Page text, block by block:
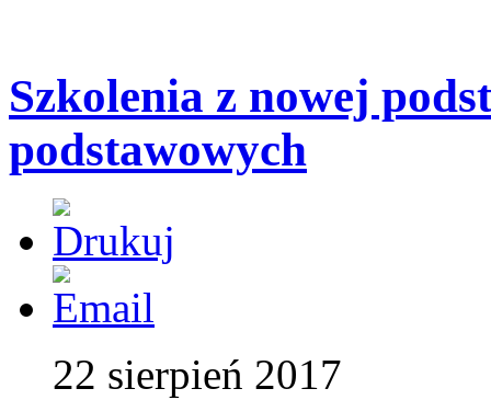
Szkolenia z nowej
podstawowych
22 sierpień 2017